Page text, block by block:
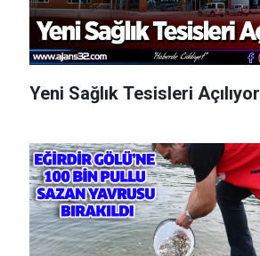
Yeni Sağlık Tesisleri Açılıyor